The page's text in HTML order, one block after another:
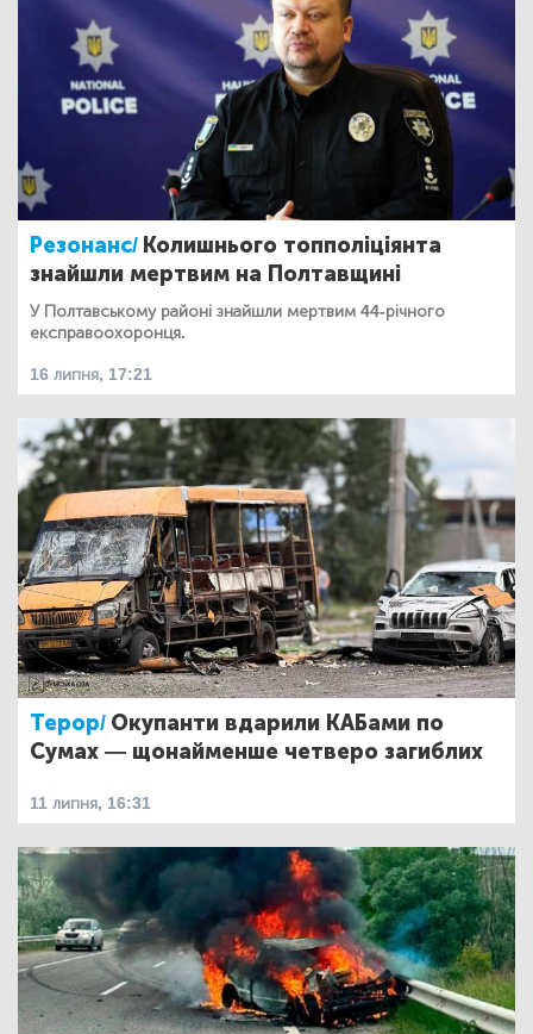
Резонанс/ Колишнього топполіціянта
знайшли мертвим на Полтавщині
У Полтавському районі знайшли мертвим 44-річного
експравоохоронця.
16 липня, 17:21
Терор/ Окупанти вдарили КАБами по
Сумах — щонайменше четверо загиблих
11 липня, 16:31